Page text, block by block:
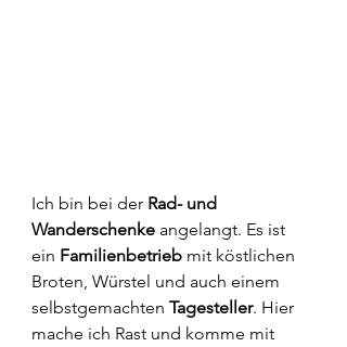
Ich bin bei der Rad- und
Wanderschenke angelangt. Es ist
ein Familienbetrieb mit köstlichen
Broten, Würstel und auch einem
selbstgemachten Tagesteller. Hier
mache ich Rast und komme mit